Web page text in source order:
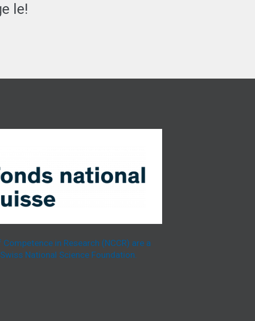
le!
in Research (NCCR) are a
National Science Foundation.